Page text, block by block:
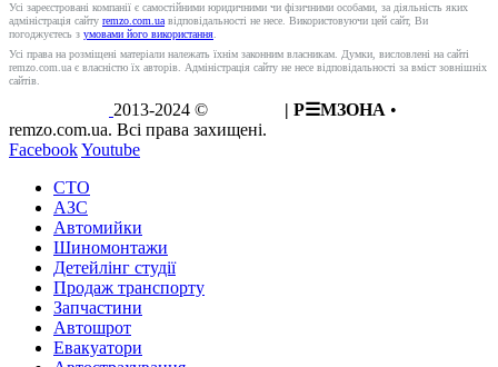
Усі зареєстровані компанії є самостійними юридичними чи фізичними особами, за діяльність яких
адміністрація сайту remzo.com.uaвідповідальності не несе. Використовуючи цей сайт, Ви
погоджуєтесь з умовами його використання.
Усі права на розміщені матеріали належать їхнім законним власникам. Думки, висловлені на сайті
remzo.com.ua є власністю їх авторів. Адміністрація сайту не несе відповідальності за вміст зовнішніх
сайтів.
2013-2024 © | Р☰МЗОНА •
remzo.com.ua. Всі права захищені.
FacebookYoutube
СТО
АЗС
Автомийки
Шиномонтажи
Детейлінг студії
Продаж транспорту
Запчастини
Автошрот
Евакуатори